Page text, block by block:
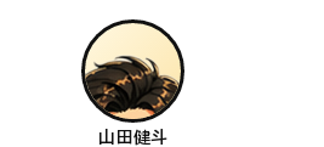
山田健斗